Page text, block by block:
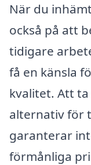
När du
också på att
tidigare
få en känsla
kvalitet. Att
alternativ för
garanterar
förmånliga